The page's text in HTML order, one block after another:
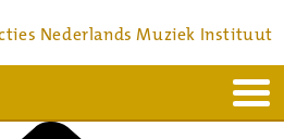
Nederlands Muziek Instituut